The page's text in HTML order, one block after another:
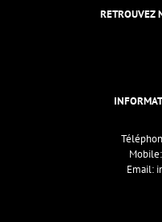
RETROUVEZ
Mobile:
Email: